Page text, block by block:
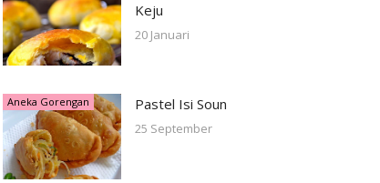
Keju
20 Januari
Aneka Gorengan Pastel Isi Soun
25 September